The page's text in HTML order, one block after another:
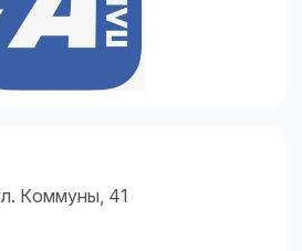
Коммуны, 41